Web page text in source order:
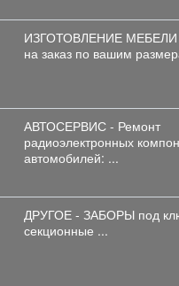
ИЗГОТОВЛЕНИЕ
на заказ по вашим
АВТОСЕРВИС - Ремонт
радиоэлектронных
автомобилей: ...
ДРУГОЕ - ЗАБОРЫ под
секционные ...